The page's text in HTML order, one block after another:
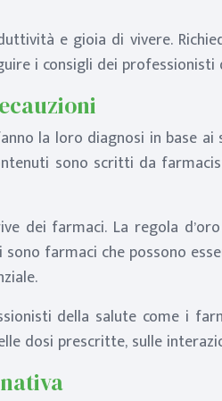
e gioia di vivere.
i consigli dei
la loro diagnosi in base
sono scritti da
dei farmaci. La regola
farmaci che possono
della salute come i
dosi prescritte, sulle